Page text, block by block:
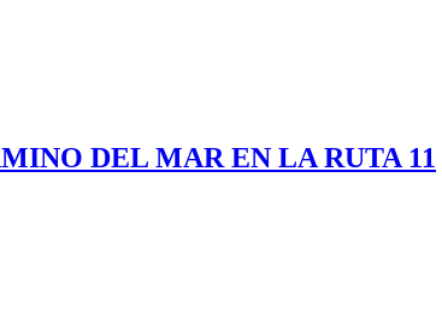
DEL MAR EN LA RUTA 11